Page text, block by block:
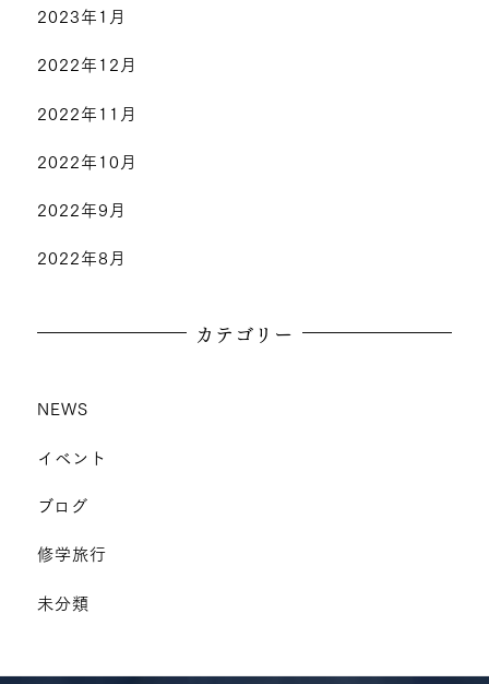
2023年1月
2022年12月
2022年11月
2022年10月
2022年9月
2022年8月
カテゴリー
NEWS
イベント
ブログ
修学旅行
未分類